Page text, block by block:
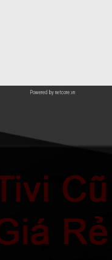
Powered by netcore.vn